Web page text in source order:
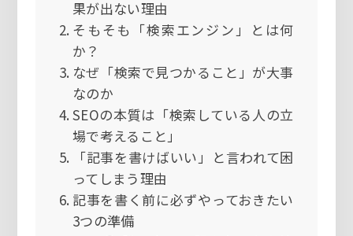
果が出ない理由
そもそも「検索エンジン」とは何
か？
なぜ「検索で見つかること」が大事
なのか
SEOの本質は「検索している人の立
場で考えること」
「記事を書けばいい」と言われて困
ってしまう理由
記事を書く前に必ずやっておきたい
3つの準備